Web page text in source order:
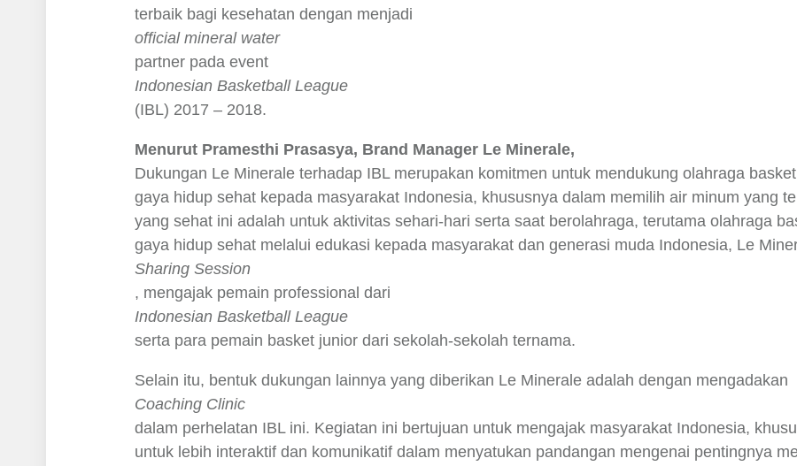
terbaik bagi kesehatan dengan menjadi
official mineral water
partner pada event
Indonesian Basketball League
(IBL) 2017 – 2018.
Menurut Pramesthi Prasasya, Brand Manager Le Minerale,
Dukungan Le Minerale terhadap IBL merupakan komitmen untuk mendukung olahraga
gaya hidup sehat kepada masyarakat Indonesia, khususnya dalam memilih air minum yang
yang sehat ini adalah untuk aktivitas sehari-hari serta saat berolahraga, terutama olahraga
gaya hidup sehat melalui edukasi kepada masyarakat dan generasi muda Indonesia, Le
Sharing Session
, mengajak pemain professional dari
Indonesian Basketball League
serta para pemain basket junior dari sekolah-sekolah ternama.
Selain itu, bentuk dukungan lainnya yang diberikan Le Minerale adalah dengan mengadakan
Coaching Clinic
dalam perhelatan IBL ini. Kegiatan ini bertujuan untuk mengajak masyarakat Indonesia,
untuk lebih interaktif dan komunikatif dalam menyatukan pandangan mengenai pentingnya